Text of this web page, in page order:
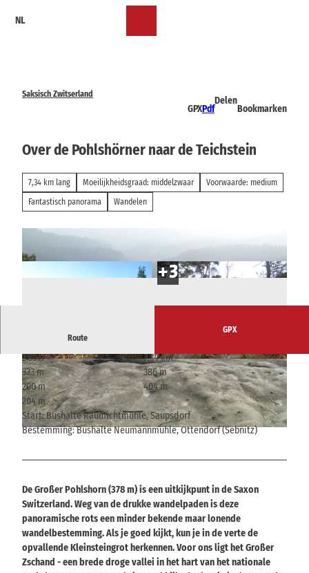
NL
Saksisch Zwitserland
GPXPdf
Delen
Bookmarken
Over de Pohlshörner naar de Teichstein
7,34 km lang Moeilijkheidsgraad: middelzwaar
Voorwaarde: medium
Fantastisch panorama
Wandelen
© Anne Seltmann / STAATSBETRIEB SACHSENFORST Nationalparkverwaltung Sächsische Schweiz,
© © Nationalparkverwaltung Sächsische Schwei
z
© © Nationalparkverwaltung Sächsische Schwei
z
Route
GPX
2:35 h
7,34 km
323 m
386 m
200 m
404 m
204 m
Start: Bushalte Räumichtmühle, Saupsdorf
Bestemming: Bushalte Neumannmühle, Ottendorf (Sebnitz)
De Großer Pohlshorn (378 m) is een uitkijkpunt in de Saxon
Switzerland. Weg van de drukke wandelpaden is deze
panoramische rots een minder bekende maar lonende
wandelbestemming. Als je goed kijkt, kun je in de verte de
opvallende Kleinsteingrot herkennen. Voor ons ligt het Großer
Zschand - een brede droge vallei in het hart van het nationale